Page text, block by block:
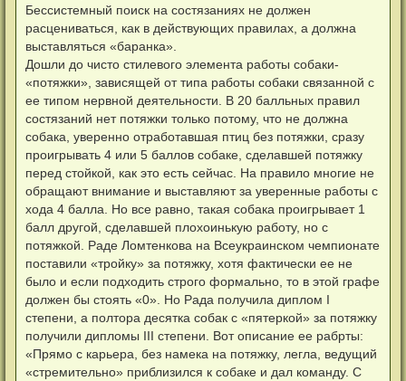
Бессистемный поиск на состязаниях не должен
расцениваться, как в действующих правилах, а должна
выставляться «баранка».
Дошли до чисто стилевого элемента работы собаки-
«потяжки», зависящей от типа работы собаки связанной с
ее типом нервной деятельности. В 20 балльных правил
состязаний нет потяжки только потому, что не должна
собака, уверенно отработавшая птиц без потяжки, сразу
проигрывать 4 или 5 баллов собаке, сделавшей потяжку
перед стойкой, как это есть сейчас. На правило многие не
обращают внимание и выставляют за уверенные работы с
хода 4 балла. Но все равно, такая собака проигрывает 1
балл другой, сделавшей плохоинькую работу, но с
потяжкой. Раде Ломтенкова на Всеукраинском чемпионате
поставили «тройку» за потяжку, хотя фактически ее не
было и если подходить строго формально, то в этой графе
должен бы стоять «0». Но Рада получила диплом I
степени, а полтора десятка собак с «пятеркой» за потяжку
получили дипломы III степени. Вот описание ее рабрты:
«Прямо с карьера, без намека на потяжку, легла, ведущий
«стремительно» приблизился к собаке и дал команду. С